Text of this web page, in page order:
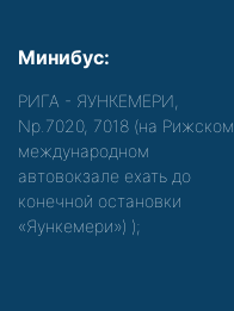
Минибус:
РИГА - ЯУНКЕМЕРИ,
Nр.7020, 7018 (на Рижском
международном
автовокзале ехать до
конечной остановки
«Яункемери») );